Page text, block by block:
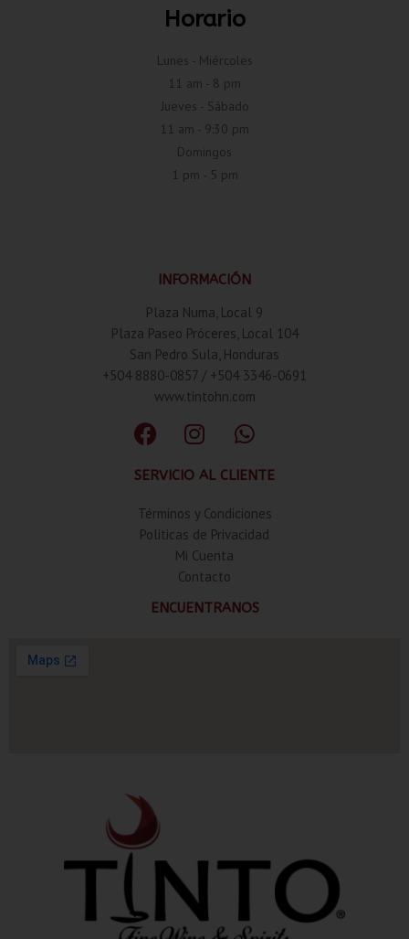
Horario
Lunes - Miércoles
11 am - 8 pm
Jueves - Sábado
11 am - 9:30 pm
Domingos
1 pm - 5 pm
INFORMACIÓN
Plaza Numa, Local 9
Plaza Paseo Próceres, Local 104
San Pedro Sula, Honduras
+504 8880-0857 / +504 3346-0691
www.tintohn.com
SERVICIO AL CLIENTE
Términos y Condiciones
Politicas de Privacidad
Mi Cuenta
Contacto
ENCUENTRANOS